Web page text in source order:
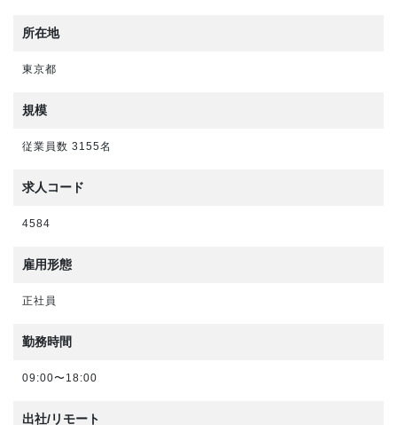
所在地
東京都
規模
従業員数 3155名
求人コード
4584
雇用形態
正社員
勤務時間
09:00〜18:00
出社/リモート